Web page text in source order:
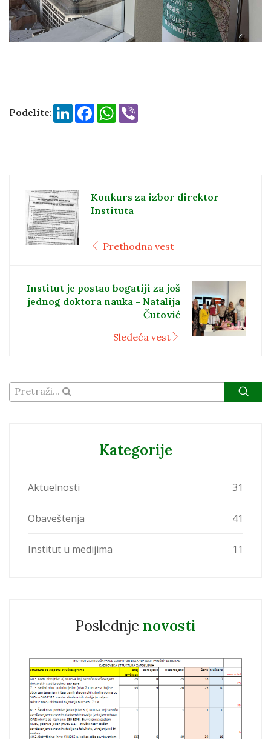
Podelite: LinkedInFacebookWhatsApp
Konkurs za izbor direktor
Instituta
Prethodna vest
Institut je postao bogatiji za još
jednog doktora nauka - Natalija
Čutović
Sledeća vest
Pretraži...
Kategorije
Aktuelnosti 31
Obaveštenja 41
Institut u medijima 11
Poslednje novosti